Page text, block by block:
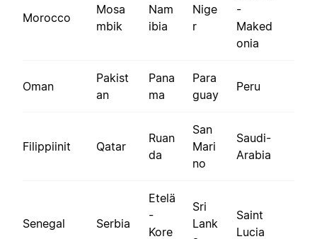
Morocco
Mosa
mbik
Nam
ibia
Nige
r
-
Maked
onia
Oman
Pakist
an
Pana
ma
Para
guay
Peru
Filippiinit Qatar
Ruan
da
San
Mari
no
Saudi-
Arabia
Senegal Serbia
Etelä
-
Kore
Sri
Lank
Saint
Lucia